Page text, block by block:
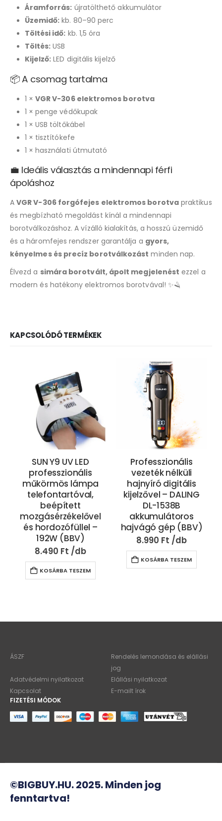
Áramforrás: újratölthető akkumulátor
Üzemidő: kb. 80–90 perc
Töltési idő: kb. 1,5 óra
Töltés: USB
Kijelző: LED digitális kijelző
📦 A csomag tartalma
1 × VGR V-306 elektromos borotva
1 × penge védőkupak
1 × USB töltőkábel
1 × tisztítókefe
1 × használati útmutató
💼 Ideális választás a mindennapi férfi
ápoláshoz
AVGR V-306 forgófejes elektromos borotvapraktikus
és megbízható megoldást kínál a mindennapi
borotválkozáshoz. A vízálló kialakítás, a hosszú üzemidő
és a háromfejes rendszer garantálja a gyors,
kényelmes és precíz borotválkozást minden nap.
Élvezd a simára borotvált, ápolt megjelenést ezzel a
modern és hatékony elektromos borotvával! ✨🪒
KAPCSOLÓDÓ TERMÉKEK
SUN Y9 UV LED
professzionális
műkörmös lámpa
telefontartóval,
beépített
mozgásérzékelővel
és hordozófüllel –
192W (BBV)
8.490 Ft
KOSÁRBA TESZEM
Professzionális
vezeték nélküli
hajnyíró digitális
kijelzővel – DALING
DL-1538B
akkumulátoros
hajvágó gép (BBV)
8.990 Ft
KOSÁRBA TESZEM
ÁSZF
Rendelés lemondása és elállási
jog
Adatvédelmi nyilatkozat
Elállási nyilatkozat
Kapcsolat
E-mailt írok
FIZETÉSI MÓDOK
©BIGBUY.HU. 2025. Minden jog
fenntartva!